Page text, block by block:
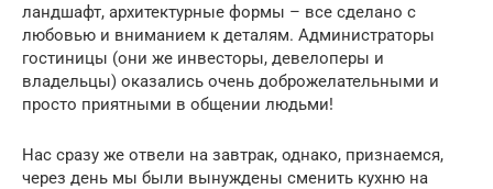
ландшафт, архитектурные формы – все сделано с
любовью и вниманием к деталям. Администраторы
гостиницы (они же инвесторы, девелоперы и
владельцы) оказались очень доброжелательными и
просто приятными в общении людьми!
Нас сразу же отвели на завтрак, однако, признаемся,
через день мы были вынуждены сменить кухню на